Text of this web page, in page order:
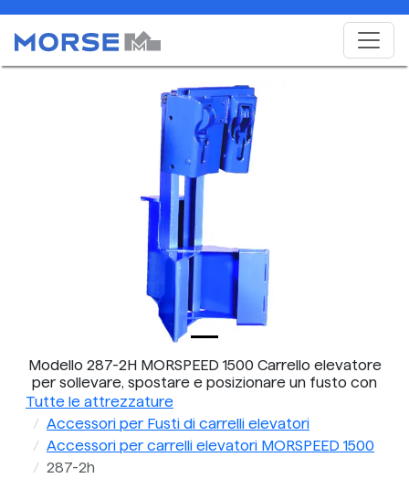
Modello 287-2H MORSPEED 1500 Carrello elevatore
per sollevare, spostare e posizionare un fusto con
Tutte le attrezzature
Accessori per Fusti di carrelli elevatori
Accessori per carrelli elevatori MORSPEED 1500
287-2h